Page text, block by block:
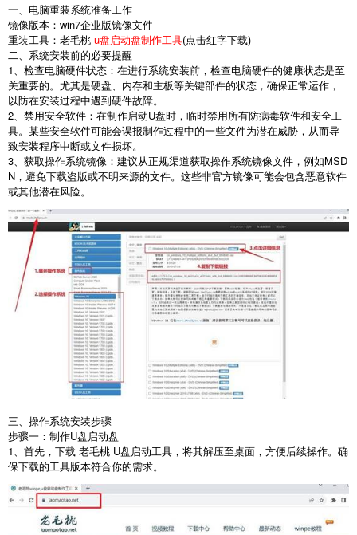
一、电脑重装系统准备工作
镜像版本：win7企业版镜像文件
重装工具：老毛桃 u盘启动盘制作工具(点击红字下载)
二、系统安装前的必要提醒
1、检查电脑硬件状态：在进行系统安装前，检查电脑硬件的健康状态是至
关重要的。尤其是硬盘、内存和主板等关键部件的状态，确保正常运作，
以防在安装过程中遇到硬件故障。
2、禁用安全软件：在制作启动U盘时，临时禁用所有防病毒软件和安全工
具。某些安全软件可能会误报制作过程中的一些文件为潜在威胁，从而导
致安装程序中断或文件损坏。
3、获取操作系统镜像：建议从正规渠道获取操作系统镜像文件，例如MSD
N，避免下载盗版或不明来源的文件。这些非官方镜像可能会包含恶意软件
或其他潜在风险。
三、操作系统安装步骤
步骤一：制作U盘启动盘
1、首先，下载 老毛桃 U盘启动工具，将其解压至桌面，方便后续操作。确
保下载的工具版本符合你的需求。